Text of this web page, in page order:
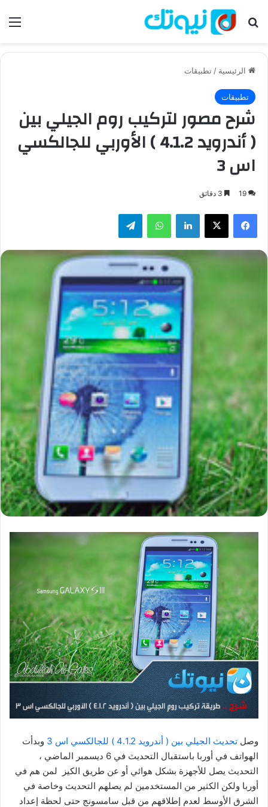
بحث عن
الرئيسية / تطبيقات
تطبيقات
شرح مصور لتركيب روم الجيلي بين
( أندرويد 4.1.2 ) الأوربي للجالكسي
اس 3
19
فيسبوك لينكدإن واتساب
وصل تحديث الجيلي بين ( أندرويد 4.1.2 ) للجالكسي اس 3
وبدأت
الهواتف في أوربا باستقبال التحديث في 6 ديسمبر الماضي ،
التحديث يصل للأجهزة بشكل هوائي أو عن طريق الكيز لمن هم في
أوربا ولكن الكثير من المستخدمين لم يصلهم التحديث وخاصة في
الشرق الأوسط لعدم إطلاقهم من قبل سامسونج حتى لحظة إعداد